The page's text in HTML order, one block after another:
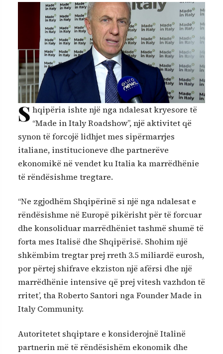
S hqipëria ishte një nga ndalesat kryesore të
“Made in Italy Roadshow”, një aktivitet që
synon të forcojë lidhjet mes sipërmarrjes
italiane, institucioneve dhe partnerëve
ekonomikë në vendet ku Italia ka marrëdhënie
të rëndësishme tregtare.
“Ne zgjodhëm Shqipërinë si një nga ndalesat e
rëndësishme në Europë pikërisht për të forcuar
dhe konsoliduar marrëdhëniet tashmë shumë të
forta mes Italisë dhe Shqipërisë. Shohim një
shkëmbim tregtar prej rreth 3.5 miliardë eurosh,
por përtej shifrave ekziston një afërsi dhe një
marrëdhënie intensive që prej vitesh vazhdon të
rritet’, tha Roberto Santori nga Founder Made in
Italy Community.
Autoritetet shqiptare e konsiderojnë Italinë
partnerin më të rëndësishëm ekonomik dhe